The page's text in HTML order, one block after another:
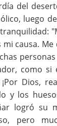
del
luego
mi causa.
como si
¡Por Dios,
y los
logró su
pero